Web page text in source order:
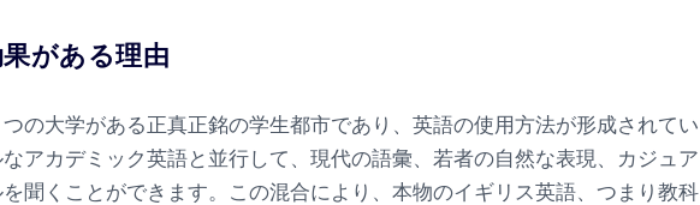
がある理由
の大学がある正真正銘の学生都市であり、英語の使用方法が形成されてい
アカデミック英語と並行して、現代の語彙、若者の自然な表現、カジュア
聞くことができます。この混合により、本物のイギリス英語、つまり教科